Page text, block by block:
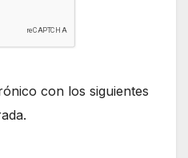
con los siguientes